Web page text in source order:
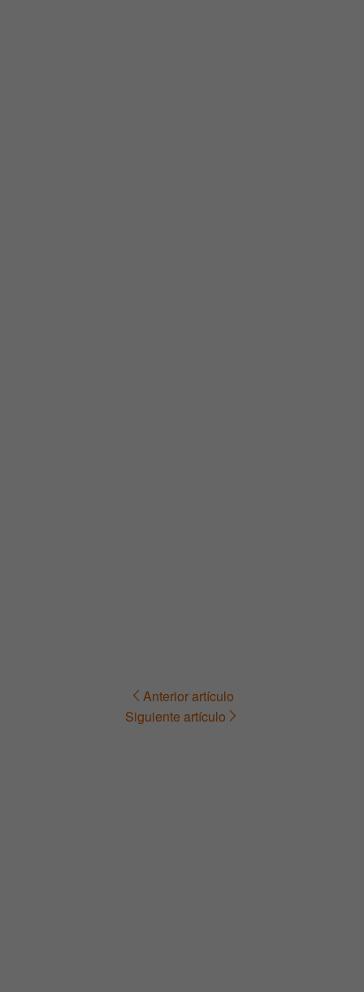
Navegación Anterior artículo
Siguiente artículo